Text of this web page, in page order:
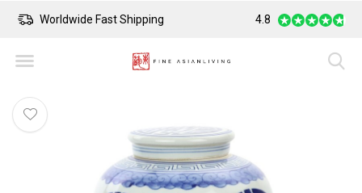
Worldwide Fast Shipping Safe Payment
4.8